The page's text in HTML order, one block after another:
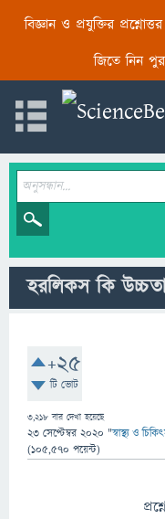
বিজ্ঞান ও প্রযুক্তির
জিতে নিন
হরলিকস কি
+25
টি ভোট
3,218 বার দেখা হয়েছে
23 সেপ্টেম্বর 2020 "স্বাস্থ্য ও
(105,570 পয়েন্ট)